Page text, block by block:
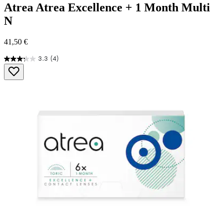
Atrea Atrea Excellence + 1 Month Multi
N
41,50 €
3.3 (4)
3.3
von
5